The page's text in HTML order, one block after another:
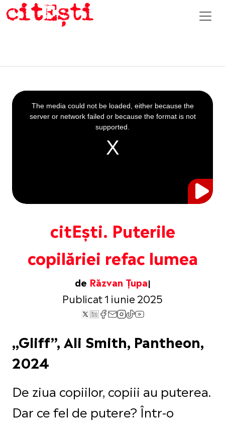
citEști. Puterile
copilăriei refac lumea
de Răzvan Țupa
Publicat 1 iunie 2025
This
is
a
The media could not be loaded, either because the
server or network failed or because the format is not
supported.
„Gliff”, Ali Smith, Pantheon,
2024
De ziua copiilor, copiii au puterea.
Dar ce fel de putere? Într-o